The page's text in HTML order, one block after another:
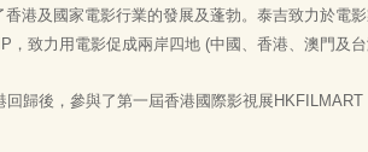
及國家電影行業的發展及蓬勃。泰吉致力於電
致力用電影促成兩岸四地 (中國、香港、澳門及台
後，參與了第一屆香港國際影視展HKFILMART